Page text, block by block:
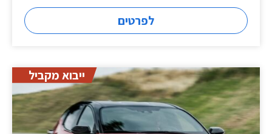
לפרטים
ייבוא מקביל